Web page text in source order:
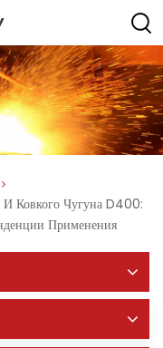
Ковкого Чугуна D400:
Применения